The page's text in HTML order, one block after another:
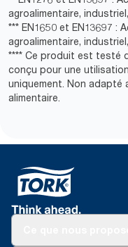
agroalimentaire,
*** EN1650 et EN13697 :
agroalimentaire,
**** Ce produit est testé
conçu pour une
uniquement. Non
alimentaire.